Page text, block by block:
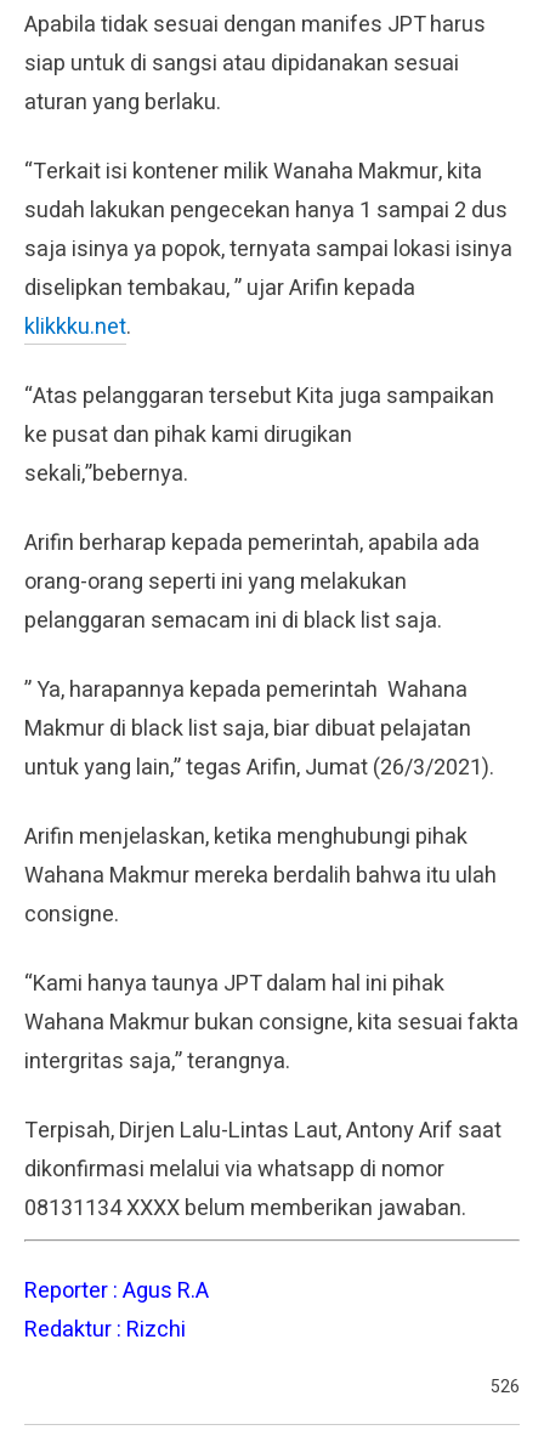
Apabila tidak sesuai dengan manifes JPT harus
siap untuk di sangsi atau dipidanakan sesuai
aturan yang berlaku.
“Terkait isi kontener milik Wanaha Makmur, kita
sudah lakukan pengecekan hanya 1 sampai 2 dus
saja isinya ya popok, ternyata sampai lokasi isinya
diselipkan tembakau, ” ujar Arifin kepada
klikkku.net.
“Atas pelanggaran tersebut Kita juga sampaikan
ke pusat dan pihak kami dirugikan
sekali,”bebernya.
Arifin berharap kepada pemerintah, apabila ada
orang-orang seperti ini yang melakukan
pelanggaran semacam ini di black list saja.
” Ya, harapannya kepada pemerintah Wahana
Makmur di black list saja, biar dibuat pelajatan
untuk yang lain,” tegas Arifin, Jumat (26/3/2021).
Arifin menjelaskan, ketika menghubungi pihak
Wahana Makmur mereka berdalih bahwa itu ulah
consigne.
“Kami hanya taunya JPT dalam hal ini pihak
Wahana Makmur bukan consigne, kita sesuai fakta
intergritas saja,” terangnya.
Terpisah, Dirjen Lalu-Lintas Laut, Antony Arif saat
dikonfirmasi melalui via whatsapp di nomor
08131134 XXXX belum memberikan jawaban.
Reporter : Agus R.A
Redaktur : Rizchi
526